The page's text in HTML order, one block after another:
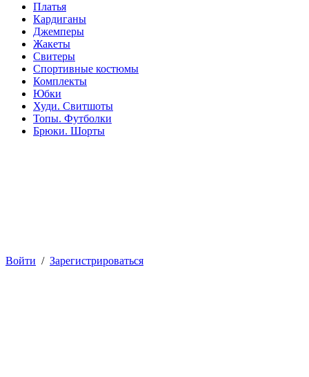
Платья
Кардиганы
Джемперы
Жакеты
Свитеры
Спортивные костюмы
Комплекты
Юбки
Худи. Свитшоты
Топы. Футболки
Брюки. Шорты
Войти / Зарегистрироваться